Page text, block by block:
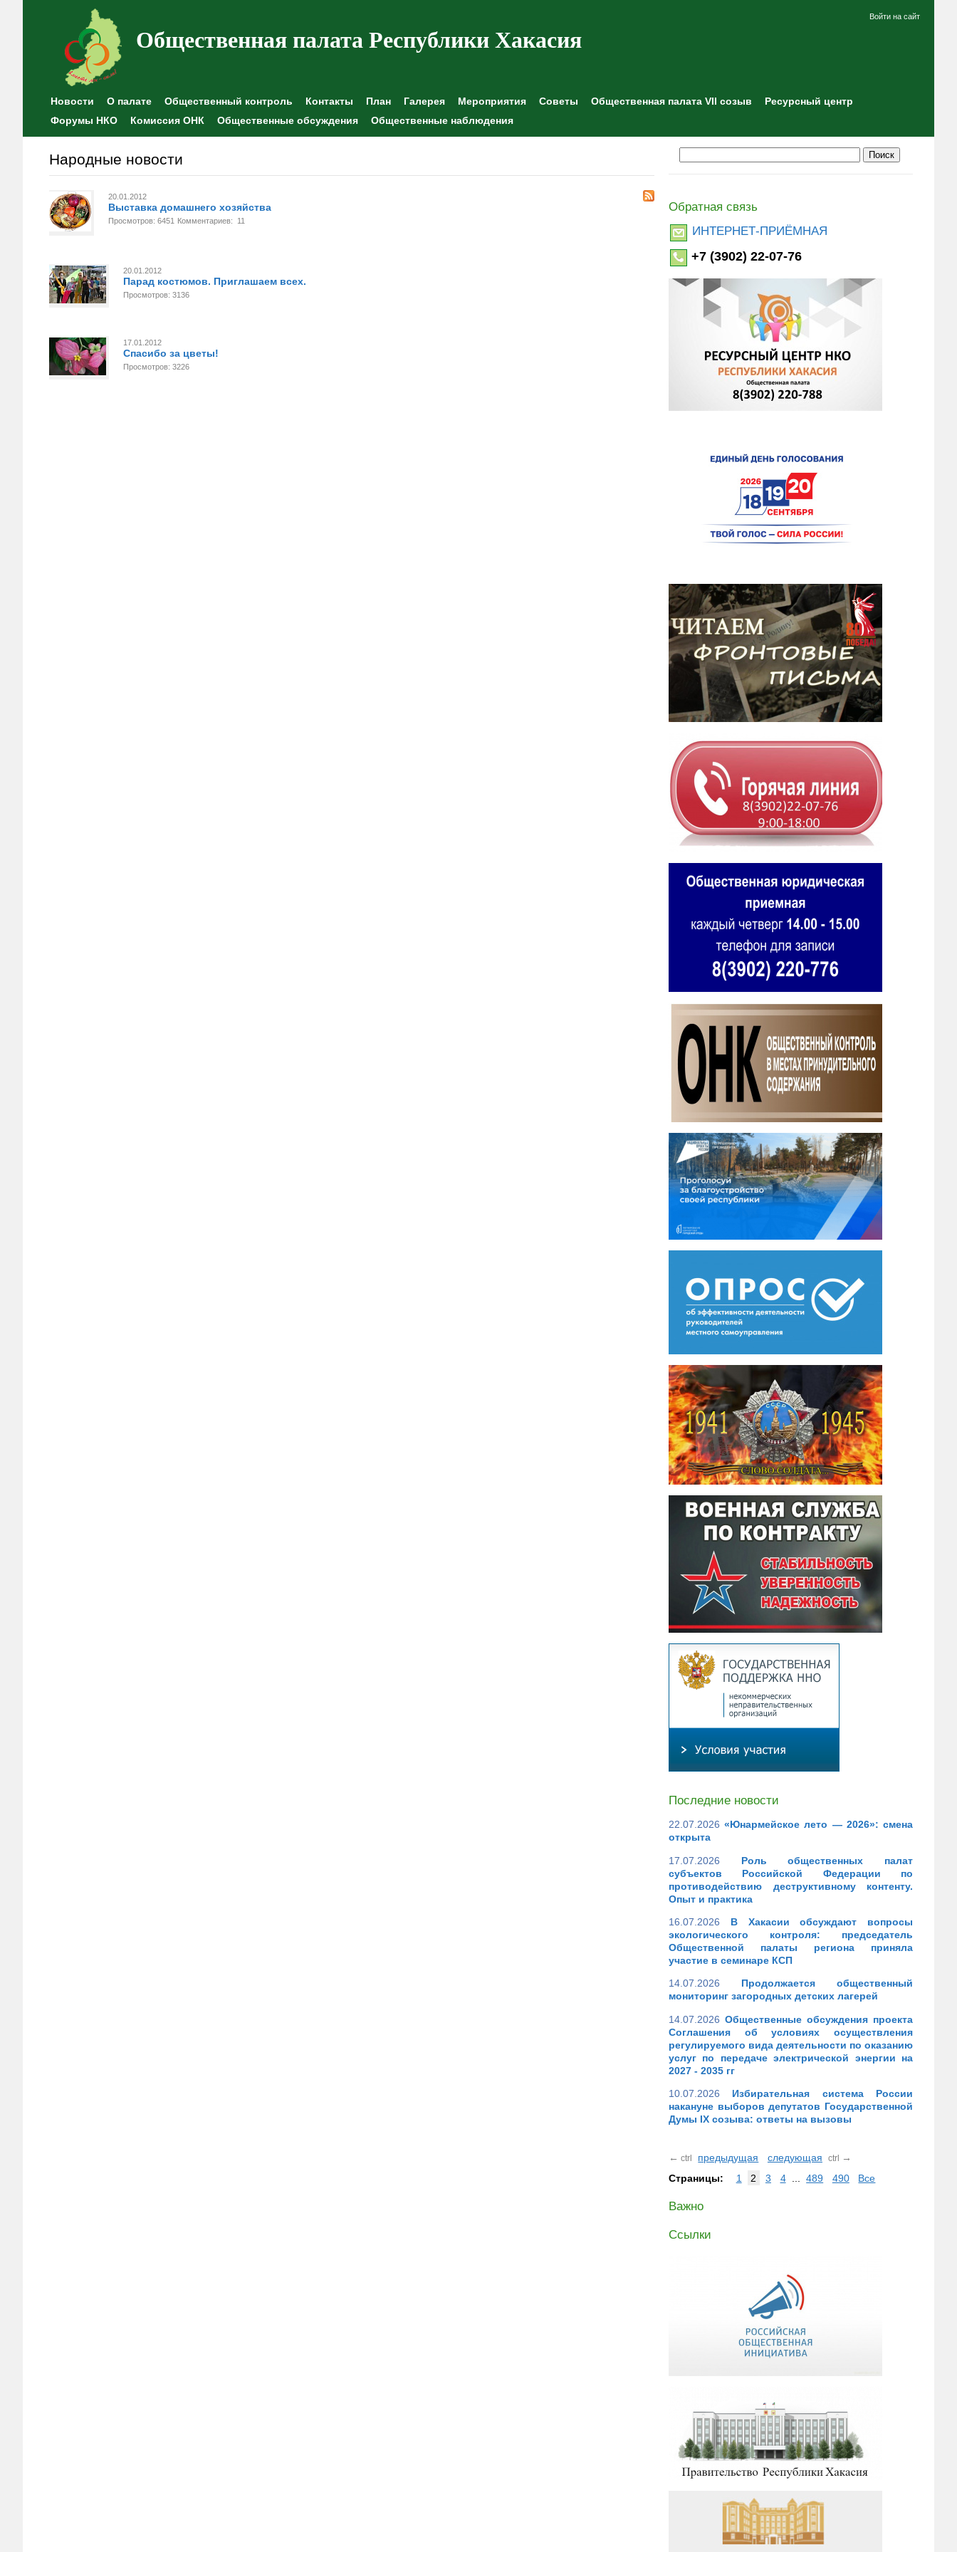
Общественная палата Республики Хакасия
Войти на сайт
Новости О палате Общественный контроль Контакты План Галерея Мероприятия Советы Общественная палата VII созыв
Ресурсный центр
Форумы НКО
Комиссия ОНК Общественные обсуждения Общественные наблюдения
Народные новости
20.01.2012
Выставка домашнего хозяйства
Просмотров: 6451 Комментариев: 11
20.01.2012
Парад костюмов. Приглашаем всех.
Просмотров: 3136
17.01.2012
Спасибо за цветы!
Просмотров: 3226
Обратная связь
ИНТЕРНЕТ-ПРИЁМНАЯ
+7 (3902) 22-07-76
Последние новости
22.07.2026 «Юнармейское лето — 2026»: смена
открыта
17.07.2026
Роль общественных палат
субъектов Российской Федерации по
противодействию деструктивному контенту.
Опыт и практика
16.07.2026
В Хакасии обсуждают вопросы
экологического контроля: председатель
Общественной палаты региона приняла
участие в семинаре КСП
14.07.2026
Продолжается общественный
мониторинг загородных детских лагерей
14.07.2026 Общественные обсуждения проекта
Соглашения об условиях осуществления
регулируемого вида деятельности по оказанию
услуг по передаче электрической энергии на
2027 - 2035 гг
10.07.2026
Избирательная система России
накануне выборов депутатов Государственной
Думы IX созыва: ответы на вызовы
← ctrl предыдущая следующая ctrl →
Страницы:
1 2 3 4 489 490 Все
Важно
Ссылки